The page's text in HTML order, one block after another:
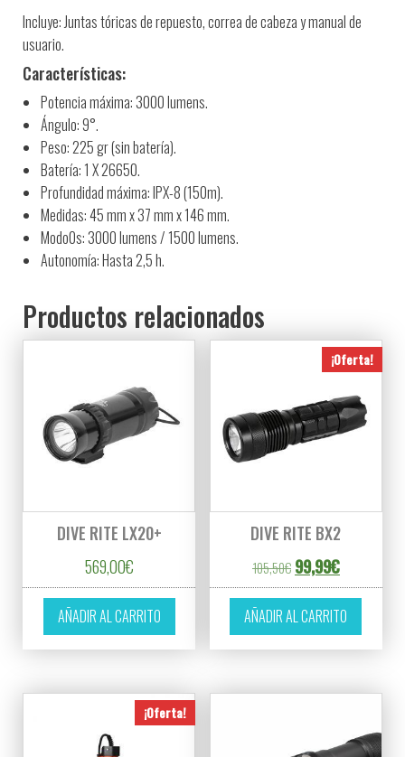
Incluye: Juntas tóricas de repuesto, correa de cabeza y manual de
usuario.
Características:
Potencia máxima: 3000 lumens.
Ángulo: 9°.
Peso: 225 gr (sin batería).
Batería: 1 X 26650.
Profundidad máxima: IPX-8 (150m).
Medidas: 45 mm x 37 mm x 146 mm.
Modo0s: 3000 lumens / 1500 lumens.
Autonomía: Hasta 2,5 h.
Productos relacionados
DIVE RITE LX20+
569,00€
AÑADIR AL CARRITO
¡Oferta!
DIVE RITE BX2
105,50€ El precio original
99,99€El precio
AÑADIR AL CARRITO
¡Oferta!